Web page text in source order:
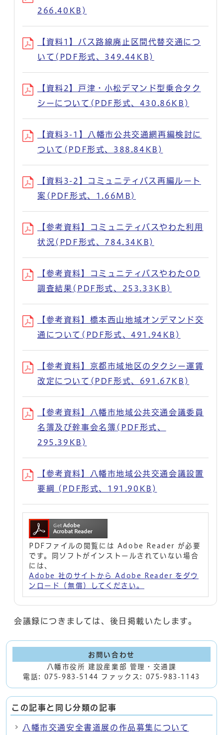
266.40KB)
【資料1】バス路線廃止区間代替交通につ
いて(PDF形式、349.44KB)
【資料2】戸津・小松デマンド型乗合タク
シーについて(PDF形式、430.86KB)
【資料3-1】八幡市公共交通網再編検討に
ついて(PDF形式、388.84KB)
【資料3-2】コミュニティバス再編ルート
案(PDF形式、1.66MB)
【参考資料】コミュニティバスやわた利用
状況(PDF形式、784.34KB)
【参考資料】コミュニティバスやわたOD
調査結果(PDF形式、253.33KB)
【参考資料】橋本西山地域オンデマンド交
通について(PDF形式、491.94KB)
【参考資料】京都市域地区のタクシー運賃
改定について(PDF形式、691.67KB)
【参考資料】八幡市地域公共交通会議委員
名簿及び幹事会名簿(PDF形式、
295.39KB)
【参考資料】八幡市地域公共交通会議設置
要綱 (PDF形式、191.90KB)
PDFファイルの閲覧には Adobe Reader が必要
です。同ソフトがインストールされていない場合
には、
Adobe 社のサイトから Adobe Reader をダウ
ンロード（無償）してください。
会議録につきましては、後日掲載いたします。
お問い合わせ
八幡市役所 建設産業部 管理・交通課
電話: 075-983-5144 ファックス: 075-983-1143
この記事と同じ分類の記事
八幡市交通安全書道展の作品募集について